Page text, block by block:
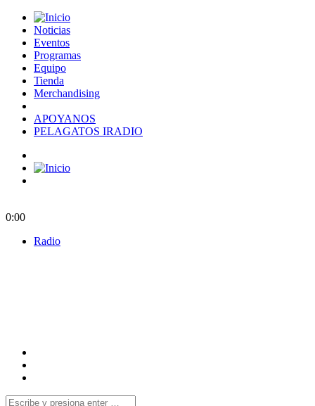
Noticias
Eventos
Programas
Equipo
Tienda
Merchandising
APOYANOS
PELAGATOS IRADIO
0:00
Radio